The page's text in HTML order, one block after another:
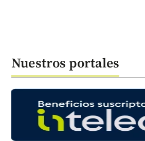
Nuestros portales